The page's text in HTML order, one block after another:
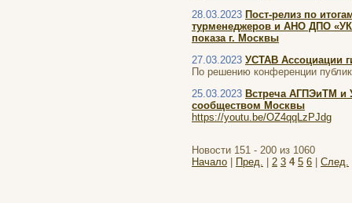
28.03.2023 Пост-релиз по
турменеджеров и АНО ДПО
показа г. Москвы
27.03.2023 УСТАВ Ассоциации
По решению конференции
25.03.2023 Встреча АГПЭиТМ и
сообществом Москвы
https://youtu.be/OZ4qqLzPJdg
Новости 151 - 200 из 1060
Начало
Пред. 2 3 4 5 6 След.